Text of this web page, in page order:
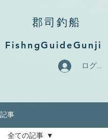
郡司釣船
FishngGuideGunji
ログイン
記事
全ての記事